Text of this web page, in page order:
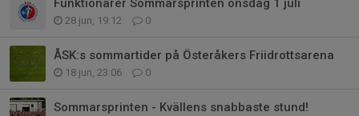
Funktionärer Sommarsprinten onsdag 1 juli
28 jun, 19:12 0
ÅSK:s sommartider på Österåkers Friidrottsarena
18 jun, 23:06 0
Sommarsprinten - Kvällens snabbaste stund!